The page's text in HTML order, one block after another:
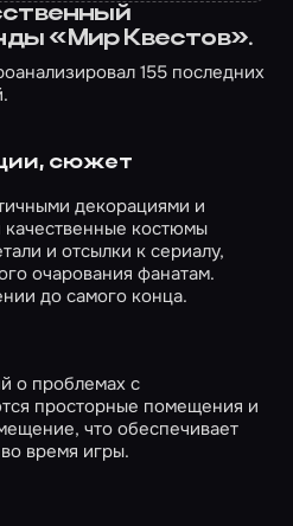
«Мир Квестов».
155 последних
сюжет
декорациями и
костюмы
и отсылки к сериалу,
очарования фанатам.
до самого конца.
о проблемах с
просторные помещения и
что обеспечивает
время игры.